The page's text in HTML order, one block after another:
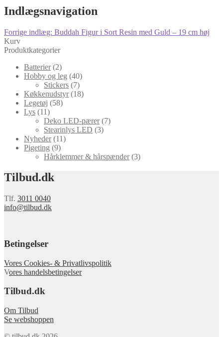
Indlægsnavigation
Forrige indlæg: Buddah Figur i Sort Resin med Guld – 19 cm høj
Kurv
Produktkategorier
Batterier (2)
Hobby og leg (40)
Stickers (7)
Køkkenudstyr (18)
Legetøj (58)
Lys (11)
Deko LED-pærer (7)
Stearinlys LED (3)
Nyheder (11)
Pigeting (9)
Hårklemmer & hårspænder (3)
Tilbud.dk
Tlf. 3011 0040
info@tilbud.dk
Betingelser
Vores Cookies- & Privatlivspolitik
Vores handelsbetingelser
Tilbud.dk
Om Tilbud
Se webshoppen